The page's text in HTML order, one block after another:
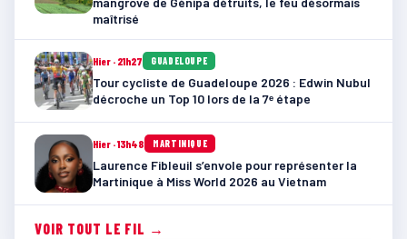
maîtrisé
Hier · 21h27 GUADELOUPE
Tour cycliste de Guadeloupe 2026 : Edwin Nubul
décroche un Top 10 lors de la 7ᵉ étape
Hier · 13h48 MARTINIQUE
Laurence Fibleuil s’envole pour représenter la
Martinique à Miss World 2026 au Vietnam
VOIR TOUT LE FIL →